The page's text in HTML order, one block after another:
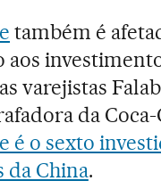
também é
aos
varejistas
da
é o sexto
da China.